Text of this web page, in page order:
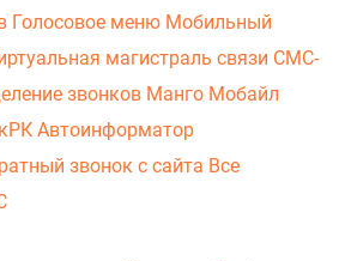
Голосовое меню Мобильный
магистраль связи СМС-
звонков Манго Мобайл
Автоинформатор
звонок с сайта Все